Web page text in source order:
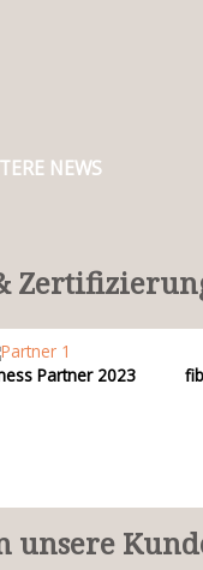
NEWS
Partner 2023
unsere